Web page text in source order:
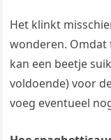
Het klinkt
wonderen. Omdat
kan een beetje
voldoende) voor
voeg eventueel